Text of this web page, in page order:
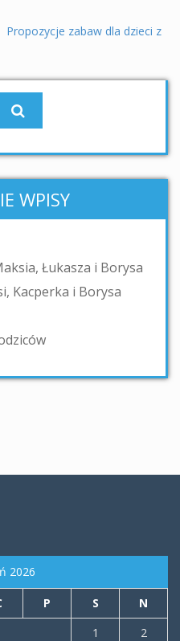
Propozycje zabaw dla dzieci z
WPISY
Łukasza i Borysa
Kacperka i Borysa
2026
P S
N
1
2